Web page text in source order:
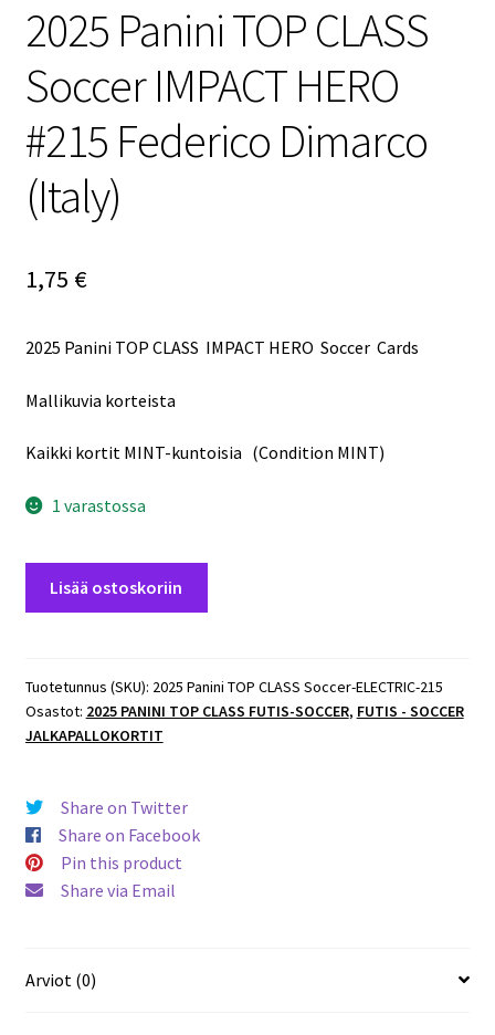
2025 Panini TOP CLASS
Soccer IMPACT HERO
#215 Federico Dimarco
(Italy)
1,75 €
2025 Panini TOP CLASS IMPACT HERO Soccer Cards
Mallikuvia korteista
Kaikki kortit MINT-kuntoisia (Condition MINT)
1 varastossa
Soccer
IMPACT
HERO
Federico
Dimarco
(Italy)
määrä
Lisää ostoskoriin
Tuotetunnus (SKU): 2025 Panini TOP CLASS Soccer-ELECTRIC-215
Osastot: 2025 PANINI TOP CLASS FUTIS-SOCCER, FUTIS - SOCCER
JALKAPALLOKORTIT
Share on Twitter
Share on Facebook
Pin this product
Share via Email
Arviot (0)